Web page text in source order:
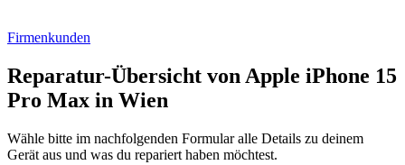
Firmenkunden
Reparatur-Übersicht von Apple iPhone 15
Pro Max in Wien
Wähle bitte im nachfolgenden Formular alle Details zu deinem
Gerät aus und was du repariert haben möchtest.